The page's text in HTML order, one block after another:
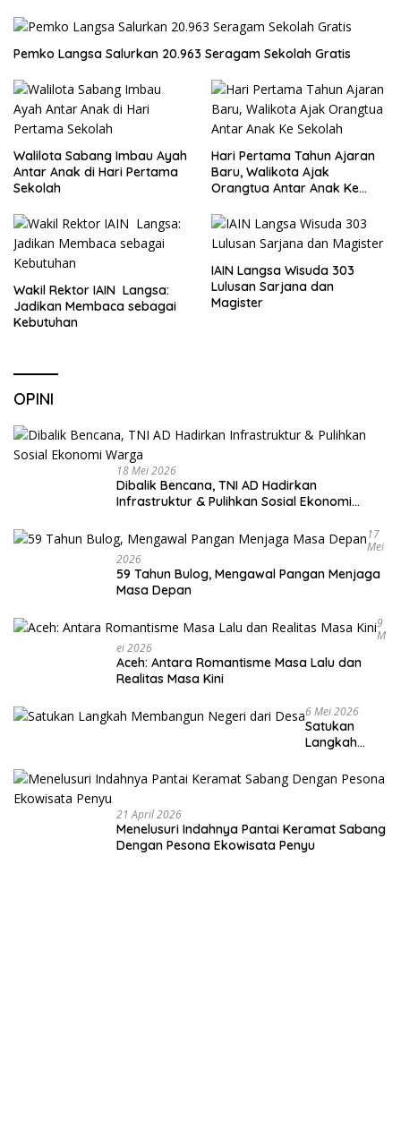
Pemko Langsa Salurkan 20.963 Seragam Sekolah Gratis
Walilota Sabang Imbau Ayah
Antar Anak di Hari Pertama
Sekolah
Hari Pertama Tahun Ajaran
Baru, Walikota Ajak
Orangtua Antar Anak Ke
Wakil Rektor IAIN Langsa:
Jadikan Membaca sebagai
Kebutuhan
IAIN Langsa Wisuda 303
Lulusan Sarjana dan
Magister
OPINI
18 Mei 2026
Dibalik Bencana, TNI AD Hadirkan
Infrastruktur & Pulihkan Sosial Ekonomi
17
Mei
2026
59 Tahun Bulog, Mengawal Pangan Menjaga
Masa Depan
9
M
Ei 2026
Aceh: Antara Romantisme Masa Lalu dan
Realitas Masa Kini
6 Mei 2026
Satukan
Langkah
Negeri dari
Desa
21 April 2026
Menelusuri Indahnya Pantai Keramat Sabang
Dengan Pesona Ekowisata Penyu